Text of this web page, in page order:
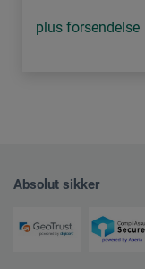
plus forsendelse
Absolut sikker